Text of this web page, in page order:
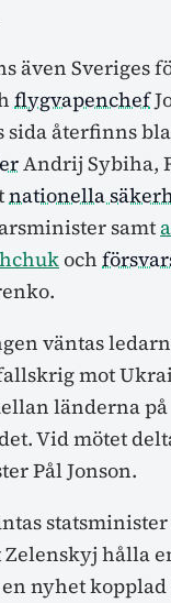
även Sveriges
flygvapenchef
återfinns
Andrij Sybiha,
nationella
samt
och
väntas
mot
länderna på
Vid mötet
Pål Jonson.
hålla
nyhet